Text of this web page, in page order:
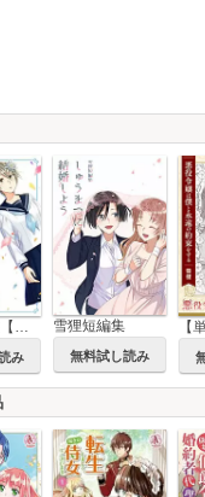
少女花図鑑【単話】
み
雪狸短編集
無料試し読み